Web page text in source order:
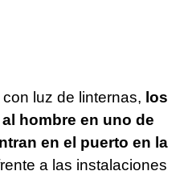
luz de linternas, los
hombre en uno de
en el puerto en la
a las instalaciones